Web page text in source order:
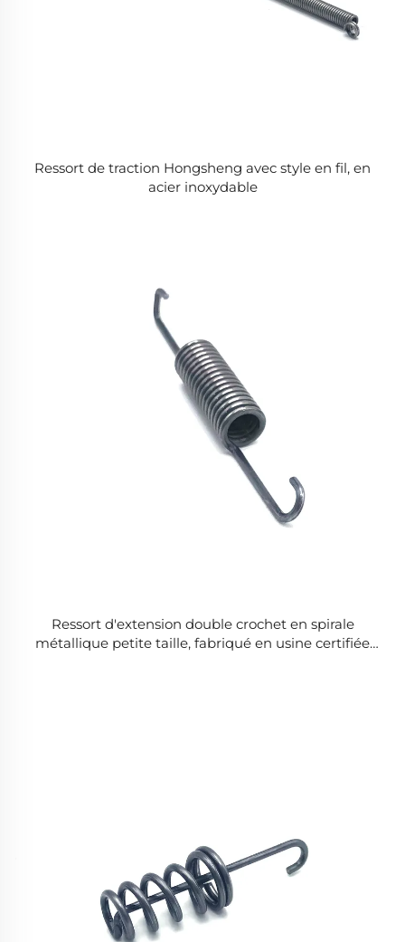
Ressort de traction Hongsheng avec style en fil, en
acier inoxydable
Ressort d'extension double crochet en spirale
métallique petite taille, fabriqué en usine certifiée